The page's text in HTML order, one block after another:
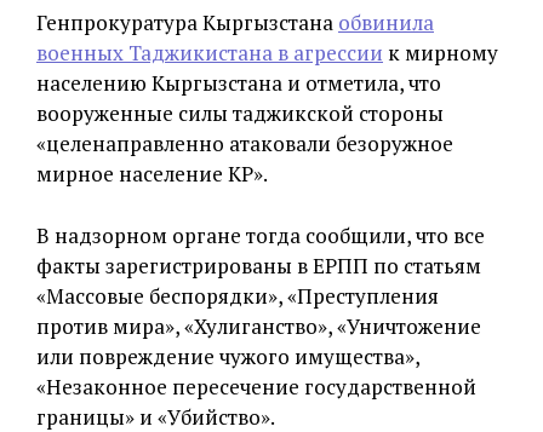
Генпрокуратура Кыргызстана обвинила
военных Таджикистана в агрессии к мирному
населению Кыргызстана и отметила, что
вооруженные силы таджикской стороны
«целенаправленно атаковали безоружное
мирное население КР».
В надзорном органе тогда сообщили, что все
факты зарегистрированы в ЕРПП по статьям
«Массовые беспорядки», «Преступления
против мира», «Хулиганство», «Уничтожение
или повреждение чужого имущества»,
«Незаконное пересечение государственной
границы» и «Убийство».